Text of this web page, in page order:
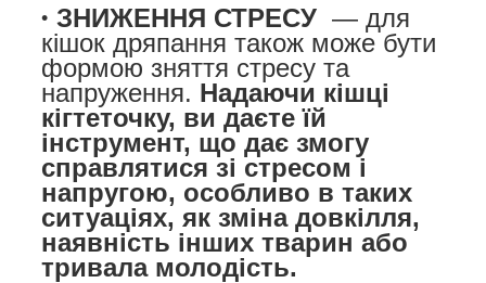
ЗНИЖЕННЯ СТРЕСУ — для
кішок дряпання також може бути
формою зняття стресу та
напруження. Надаючи кішці
кігтеточку, ви даєте їй
інструмент, що дає змогу
справлятися зі стресом і
напругою, особливо в таких
ситуаціях, як зміна довкілля,
наявність інших тварин або
тривала молодість.